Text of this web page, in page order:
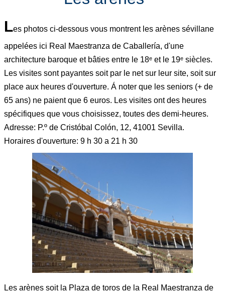
Les photos ci-dessous vous montrent les arènes sévillane
appelées ici Real Maestranza de Caballería, d'une
architecture baroque et bâties entre le 18ᵉ et le 19ᵉ siècles.
Les visites sont payantes soit par le net sur leur site, soit sur
place aux heures d'ouverture. Á noter que les seniors (+ de
65 ans) ne paient que 6 euros. Les visites ont des heures
spécifiques que vous choisissez, toutes des demi-heures.
Adresse: P.º de Cristóbal Colón, 12, 41001 Sevilla.
Horaires d'ouverture: 9 h 30 a 21 h 30
Les arènes soit la Plaza de toros de la Real Maestranza de